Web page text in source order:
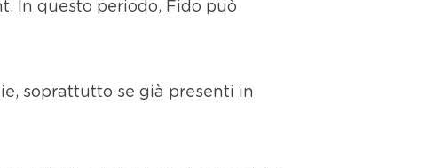
In questo periodo, Fido può
soprattutto se già presenti in